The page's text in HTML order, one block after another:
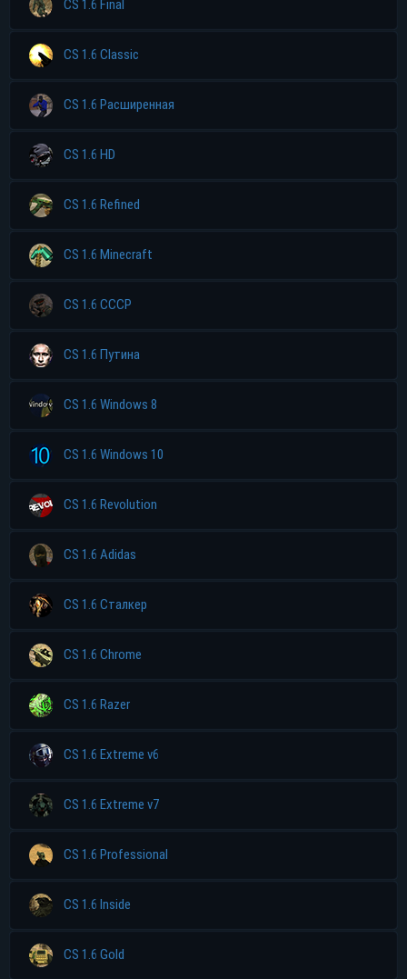
CS 1.6 Final
CS 1.6 Classic
CS 1.6 Расширенная
CS 1.6 HD
CS 1.6 Refined
CS 1.6 Minecraft
CS 1.6 CCCP
CS 1.6 Путина
CS 1.6 Windows 8
CS 1.6 Windows 10
CS 1.6 Revolution
CS 1.6 Adidas
CS 1.6 Сталкер
CS 1.6 Chrome
CS 1.6 Razer
CS 1.6 Extreme v6
CS 1.6 Extreme v7
CS 1.6 Professional
CS 1.6 Inside
CS 1.6 Gold